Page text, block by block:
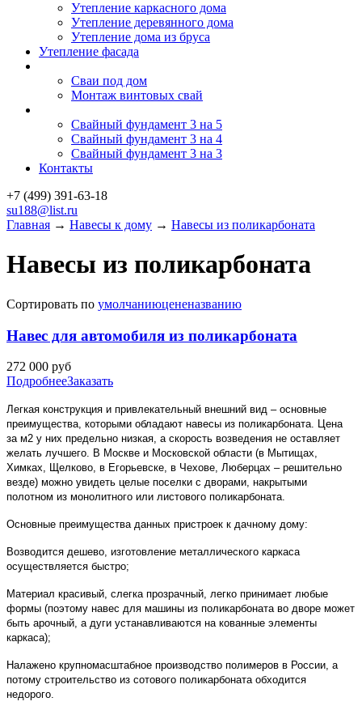
Утепление каркасного дома
Утепление деревянного дома
Утепление дома из бруса
Утепление фасада
Сваи под дом
Монтаж винтовых свай
Свайный фундамент 3 на 5
Свайный фундамент 3 на 4
Свайный фундамент 3 на 3
Контакты
+7 (499) 391-63-18
su188@list.ru
Главная → Навесы к дому → Навесы из поликарбоната
Навесы из поликарбоната
Сортировать по умолчаниюцененазванию
Навес для автомобиля из поликарбоната
272 000 руб
ПодробнееЗаказать
Легкая конструкция и привлекательный внешний вид – основные
преимущества, которыми обладают навесы из поликарбоната. Цена
за м2 у них предельно низкая, а скорость возведения не оставляет
желать лучшего. В Москве и Московской области (в Мытищах,
Химках, Щелково, в Егорьевске, в Чехове, Люберцах – решительно
везде) можно увидеть целые поселки с дворами, накрытыми
полотном из монолитного или листового поликарбоната.
Основные преимущества данных пристроек к дачному дому:
Возводится дешево, изготовление металлического каркаса
осуществляется быстро;
Материал красивый, слегка прозрачный, легко принимает любые
формы (поэтому навес для машины из поликарбоната во дворе может
быть арочный, а дуги устанавливаются на кованные элементы
каркаса);
Налажено крупномасштабное производство полимеров в России, а
потому строительство из сотового поликарбоната обходится
недорого.